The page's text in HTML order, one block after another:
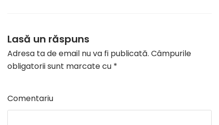
Lasă un răspuns
Adresa ta de email nu va fi publicată. Câmpurile
obligatorii sunt marcate cu *
Comentariu